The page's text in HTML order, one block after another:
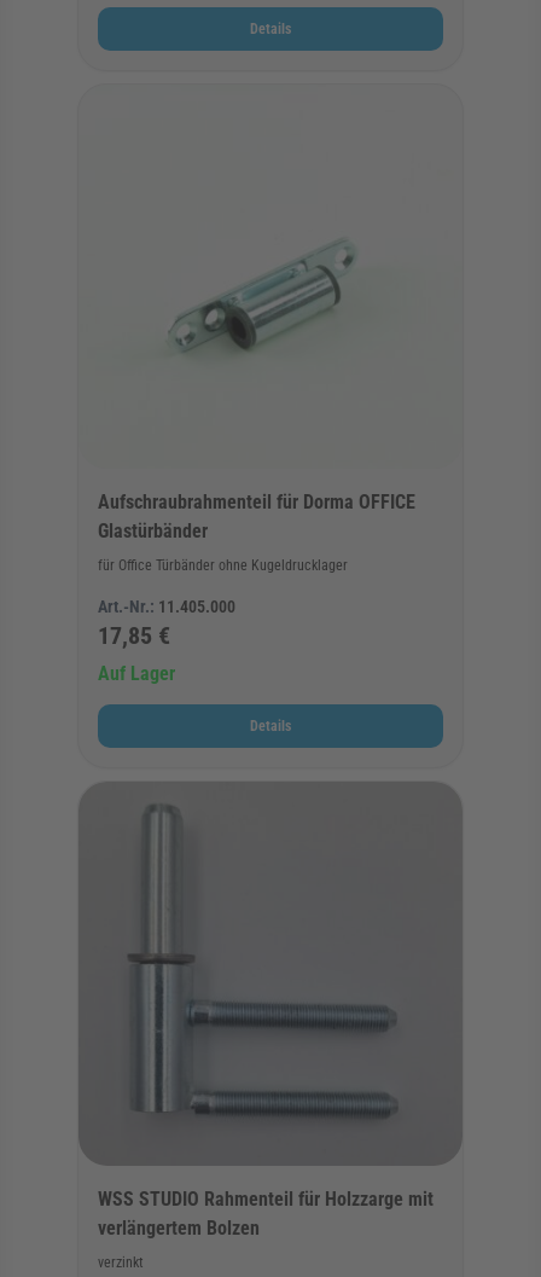
Details
Aufschraubrahmenteil für Dorma OFFICE
Glastürbänder
für Office Türbänder ohne Kugeldrucklager
Art.-Nr.: 11.405.000
17,85 €
Auf Lager
Details
WSS STUDIO Rahmenteil für Holzzarge mit
verlängertem Bolzen
verzinkt